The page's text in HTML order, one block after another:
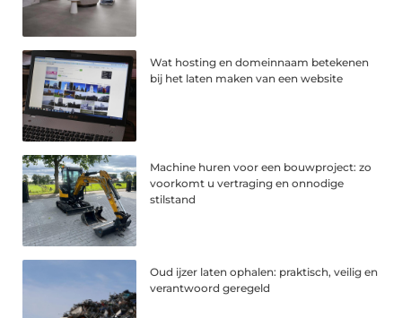
Wat hosting en domeinnaam betekenen
bij het laten maken van een website
Machine huren voor een bouwproject: zo
voorkomt u vertraging en onnodige
stilstand
Oud ijzer laten ophalen: praktisch, veilig en
verantwoord geregeld